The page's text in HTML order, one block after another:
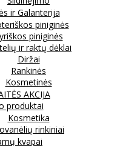
ir Galanterija
piniginės
piniginės
ir raktų dėklai
Diržai
Rankinės
Kosmetinės
AKCIJA
produktai
Kosmetika
rinkiniai
kvapai